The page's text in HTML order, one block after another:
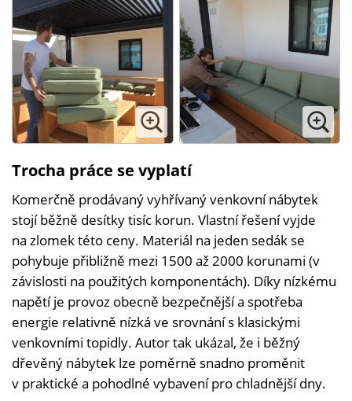
Trocha práce se vyplatí
Komerčně prodávaný vyhřívaný venkovní nábytek
stojí běžně desítky tisíc korun. Vlastní řešení vyjde
na zlomek této ceny. Materiál na jeden sedák se
pohybuje přibližně mezi 1500 až 2000 korunami (v
závislosti na použitých komponentách). Díky nízkému
napětí je provoz obecně bezpečnější a spotřeba
energie relativně nízká ve srovnání s klasickými
venkovními topidly. Autor tak ukázal, že i běžný
dřevěný nábytek lze poměrně snadno proměnit
v praktické a pohodlné vybavení pro chladnější dny.